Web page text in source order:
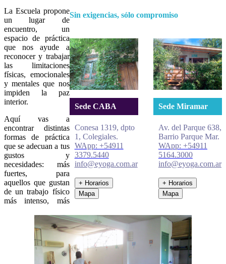
Sin exigencias, sólo compromiso
Sede CABA
Conesa 1319, dpto
1, Colegiales.
WApp: +54911
3379.5440
info@eyoga.com.ar
+ Horarios
Mapa
Sede Miramar
Av. del Parque 638,
Barrio Parque Mar.
WApp: +54911
5164.3000
info@eyoga.com.ar
+ Horarios
Mapa
La Escuela propone
un lugar de
encuentro, un
espacio de práctica
que nos ayude a
reconocer y trabajar
las limitaciones
físicas, emocionales
y mentales que nos
impiden la paz
interior.
Aquí vas a
encontrar distintas
formas de práctica
que se adecuan a tus
gustos y
necesidades: más
fuertes, para
aquellos que gustan
de un trabajo físico
más intenso, más